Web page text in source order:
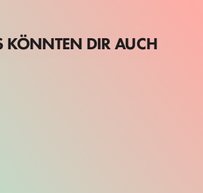
KÖNNTEN DIR AUCH